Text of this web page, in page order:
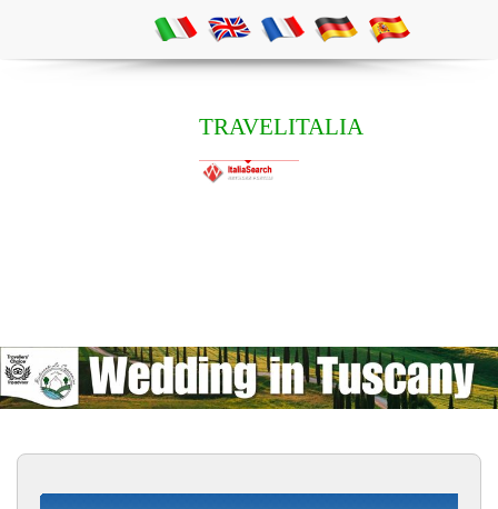
TRAVELITALIA